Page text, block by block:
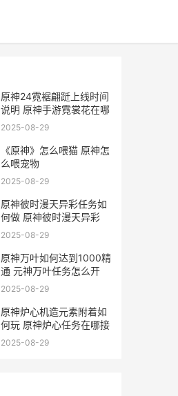
原神24霓裾翩跹上线时间
说明 原神手游霓裳花在哪
2025-08-29
《原神》怎么喂猫 原神怎
么喂宠物
2025-08-29
原神彼时漫天异彩任务如
何做 原神彼时漫天异彩
2025-08-29
原神万叶如何达到1000精
通 元神万叶任务怎么开
2025-08-29
原神炉心机造元素附着如
何玩 原神炉心任务在哪接
2025-08-29